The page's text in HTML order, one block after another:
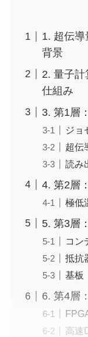
1. 超伝導
背景
2. 量子計
仕組み
3. 第1層
ジョ
超伝
読み
4. 第2層
極低
5. 第3層
コン
抵抗
基板
6. 第4層
高速